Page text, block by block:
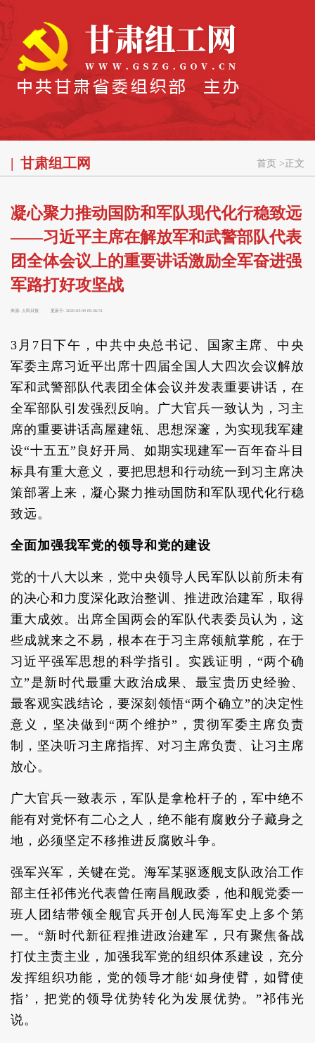
甘肃组工网 首页 > 正文
凝心聚力推动国防和军队现代化行稳致远
——习近平主席在解放军和武警部队代表
团全体会议上的重要讲话激励全军奋进强
军路打好攻坚战
来源: 人民日报 更新于: 2026-03-09 09:36:51
3月7日下午，中共中央总书记、国家主席、中央
军委主席习近平出席十四届全国人大四次会议解放
军和武警部队代表团全体会议并发表重要讲话，在
全军部队引发强烈反响。广大官兵一致认为，习主
席的重要讲话高屋建瓴、思想深邃，为实现我军建
设“十五五”良好开局、如期实现建军一百年奋斗目
标具有重大意义，要把思想和行动统一到习主席决
策部署上来，凝心聚力推动国防和军队现代化行稳
致远。
全面加强我军党的领导和党的建设
党的十八大以来，党中央领导人民军队以前所未有
的决心和力度深化政治整训、推进政治建军，取得
重大成效。出席全国两会的军队代表委员认为，这
些成就来之不易，根本在于习主席领航掌舵，在于
习近平强军思想的科学指引。实践证明，“两个确
立”是新时代最重大政治成果、最宝贵历史经验、
最客观实践结论，要深刻领悟“两个确立”的决定性
意义，坚决做到“两个维护”，贯彻军委主席负责
制，坚决听习主席指挥、对习主席负责、让习主席
放心。
广大官兵一致表示，军队是拿枪杆子的，军中绝不
能有对党怀有二心之人，绝不能有腐败分子藏身之
地，必须坚定不移推进反腐败斗争。
强军兴军，关键在党。海军某驱逐舰支队政治工作
部主任祁伟光代表曾任南昌舰政委，他和舰党委一
班人团结带领全舰官兵开创人民海军史上多个第
一。“新时代新征程推进政治建军，只有聚焦备战
打仗主责主业，加强我军党的组织体系建设，充分
发挥组织功能，党的领导才能‘如身使臂，如臂使
指’，把党的领导优势转化为发展优势。”祁伟光
说。